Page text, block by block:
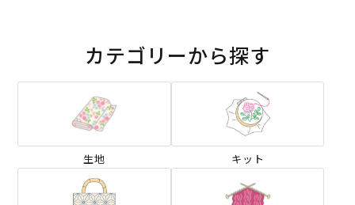
カテゴリーから探す
生地 キット